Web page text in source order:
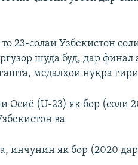
23-солаи Узбекистон
шуда буд, дар финал
медалҳои нуқра
Осиё (U-23) як бор (соли
ва
инчунин як бор (2020